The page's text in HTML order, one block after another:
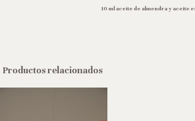
10 ml aceite de almendra y aceite
Productos relacionados